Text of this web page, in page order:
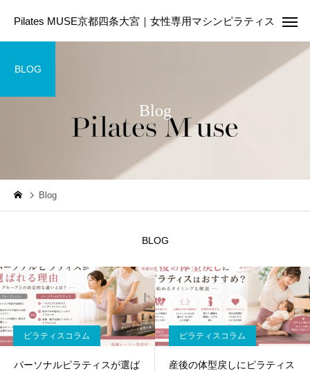
Pilates MUSE京都四条大宮｜女性専用マシンピラティス
Online Pilates
ピラティスは筋トレの代わ
美容のために今日から
Blog
BLOG
Blog
BLOG
ピラティスコラム
パーソナルピラティスが選ば
ピラティスコラム
産後の体型戻しにピラティス